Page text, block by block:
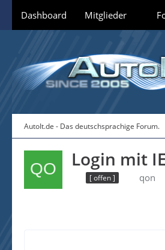
Dashboard Mitglieder
AutoIt.de - Das deutschsprachige Forum.
Login mit
[ offen ] qon